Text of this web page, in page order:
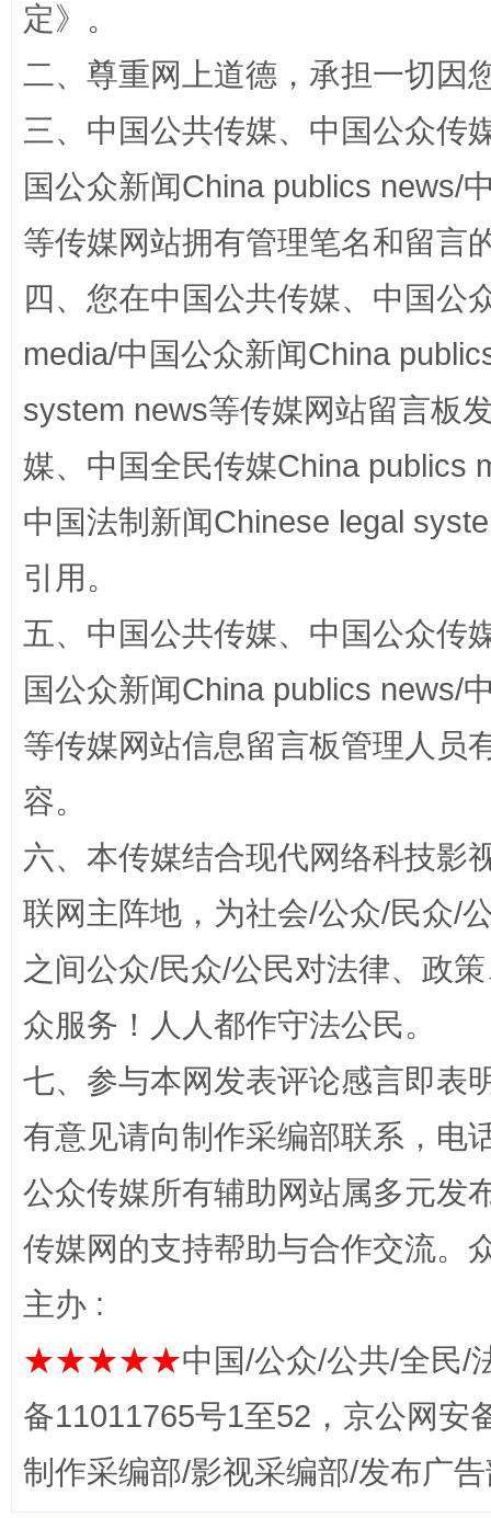
扯下公款旅游的“隐身衣”
“蜀中异人”王建安的艺术幻境
完善运行机制助力责任有效落实
东山县通报“牛蛙产品抗生素超标问题”
定》。
二、尊重网上道德，承担一切因
三、中国公共传媒、中国公众传
国公众新闻China publics news/
等传媒网站拥有管理笔名和留言
四、您在中国公共传媒、中国公
media/中国公众新闻China
system news等传媒网站留言板
媒、中国全民传媒China publics
中国法制新闻Chinese legal
引用。
五、中国公共传媒、中国公众传
国公众新闻China publics news/
等传媒网站信息留言板管理人员
容。
六、本传媒结合现代网络科技影
联网主阵地，为社会/公众/民众/
之间公众/民众/公民对法律、政
众服务！人人都作守法公民。
七、参与本网发表评论感言即表
有意见请向制作采编部联系，电
公众传媒所有辅助网站属多元发
传媒网的支持帮助与合作交流。
主办 :
★★★★★中国/公众/公共/全民/
备11011765号1至52，京公网安
制作采编部/影视采编部/发布广